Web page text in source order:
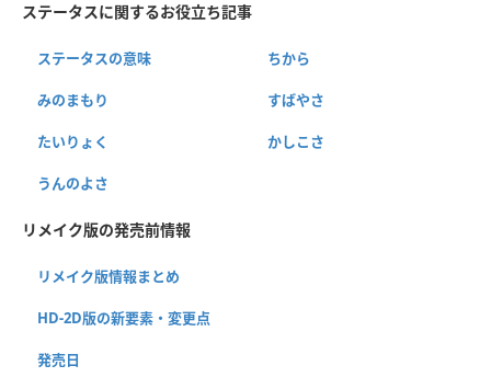
ステータスに関するお役立ち記事
ステータスの意味 ちから
みのまもり すばやさ
たいりょく かしこさ
うんのよさ
リメイク版の発売前情報
リメイク版情報まとめ
HD-2D版の新要素・変更点
発売日